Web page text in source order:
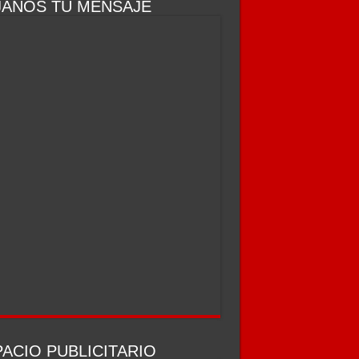
TU MENSAJE
PUBLICITARIO